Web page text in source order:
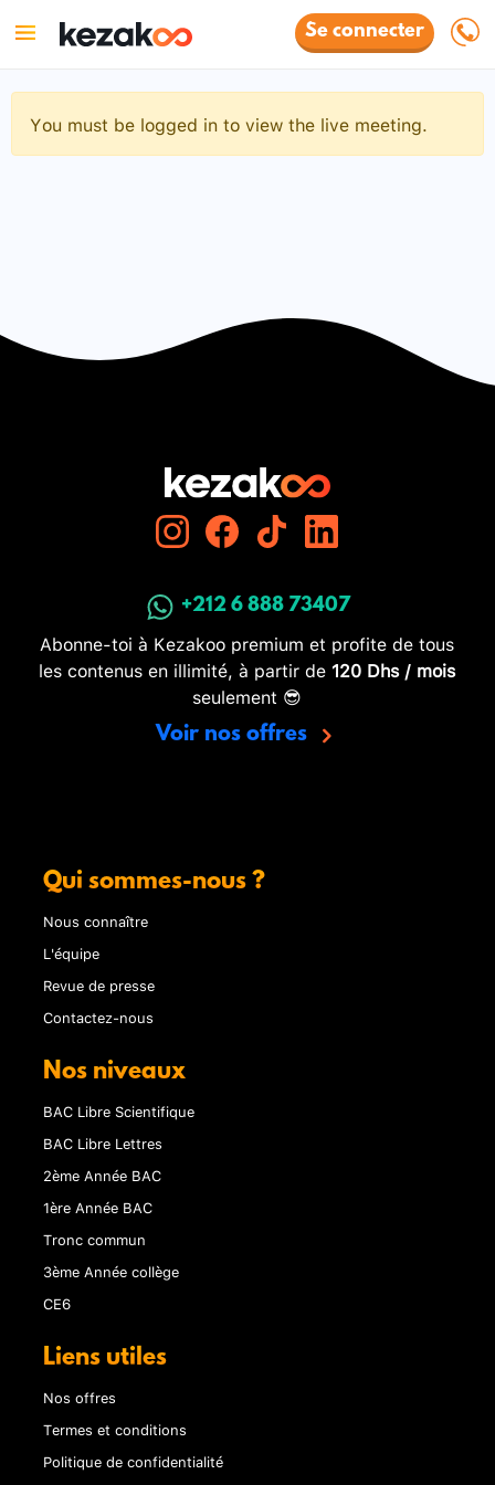
Se connecter
You must be logged in to view the live meeting.
+212 6 888 73407
Abonne-toi à Kezakoo premium et profite de tous
les contenus en illimité, à partir de 120 Dhs / mois
seulement 😎
Voir nos offres
Qui sommes-nous ?
Nous connaître
L'équipe
Revue de presse
Contactez-nous
Nos niveaux
BAC Libre Scientifique
BAC Libre Lettres
2ème Année BAC
1ère Année BAC
Tronc commun
3ème Année collège
CE6
Liens utiles
Nos offres
Termes et conditions
Politique de confidentialité